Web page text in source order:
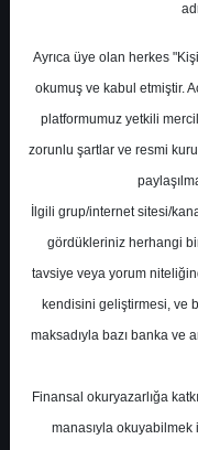
0
En Yüksek Tahmin
Ortalama Fiyat
Ortalama Getiri
Ayrıca üye olan herkes
okumuş ve kabul etmiştir.
platformumuz yetkili
zorunlu şartlar ve resmi
İlgili grup/internet sitesi/
gördükleriniz herhangi
tavsiye veya yorum
kendisini geliştirmesi, ve
maksadıyla bazı banka ve
Finansal okuryazarlığa
manasıyla okuyabilmek